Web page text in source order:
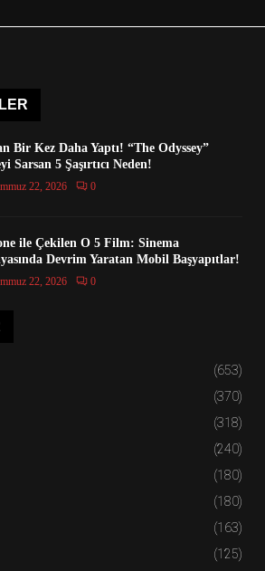
Bir Kez Daha Yaptı! “The Odyssey”
Sarsan 5 Şaşırtıcı Neden!
22, 2026 0
ile Çekilen O 5 Film: Sinema
Devrim Yaratan Mobil Başyapıtlar!
22, 2026 0
(653)
(370)
(318)
(240)
(180)
(180)
(163)
(125)